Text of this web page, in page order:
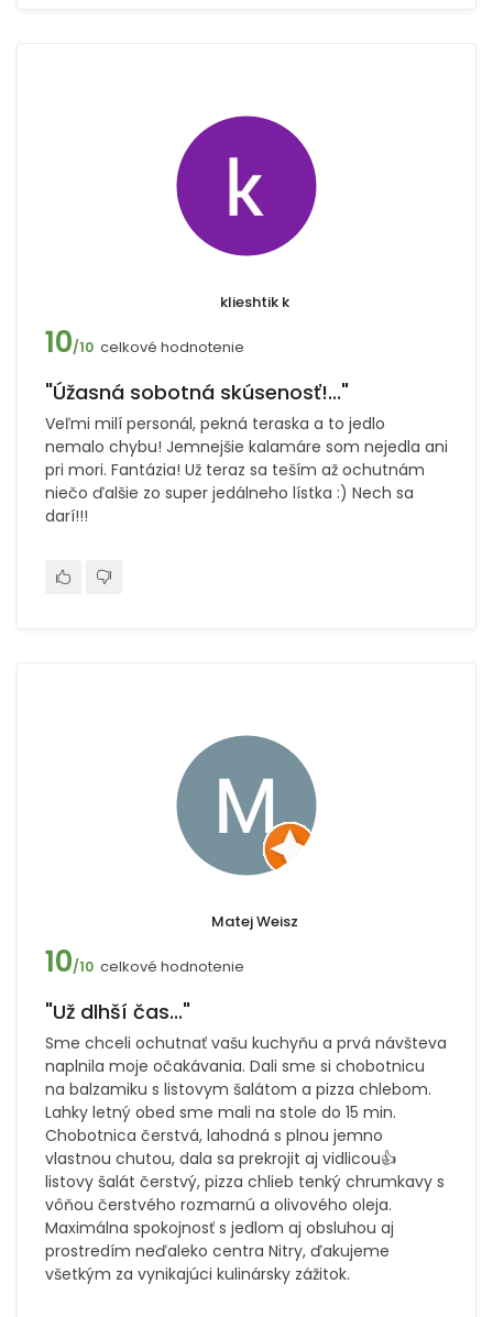
klieshtik k
10/10 celkové hodnotenie
"Úžasná sobotná skúsenosť!..."
Veľmi milí personál, pekná teraska a to jedlo
nemalo chybu! Jemnejšie kalamáre som nejedla ani
pri mori. Fantázia! Už teraz sa teším až ochutnám
niečo ďalšie zo super jedálneho lístka :) Nech sa
darí!!!
Matej Weisz
10/10 celkové hodnotenie
"Už dlhší čas..."
Sme chceli ochutnať vašu kuchyňu a prvá návšteva
naplnila moje očakávania. Dali sme si chobotnicu
na balzamiku s listovym šalátom a pizza chlebom.
Lahky letný obed sme mali na stole do 15 min.
Chobotnica čerstvá, lahodná s plnou jemno
vlastnou chutou, dala sa prekrojit aj vidlicou👍
listovy šalát čerstvý, pizza chlieb tenký chrumkavy s
vôňou čerstvého rozmarnú a olivového oleja.
Maximálna spokojnosť s jedlom aj obsluhou aj
prostredím neďaleko centra Nitry, ďakujeme
všetkým za vynikajúci kulinársky zážitok.